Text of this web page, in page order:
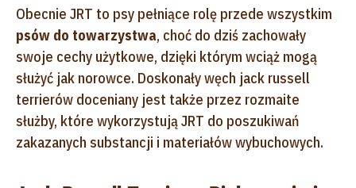
Obecnie JRT to psy pełniące rolę przede wszystkim
psów do towarzystwa, choć do dziś zachowały
swoje cechy użytkowe, dzięki którym wciąż mogą
służyć jak norowce. Doskonały węch jack russell
terrierów doceniany jest także przez rozmaite
służby, które wykorzystują JRT do poszukiwań
zakazanych substancji i materiałów wybuchowych.